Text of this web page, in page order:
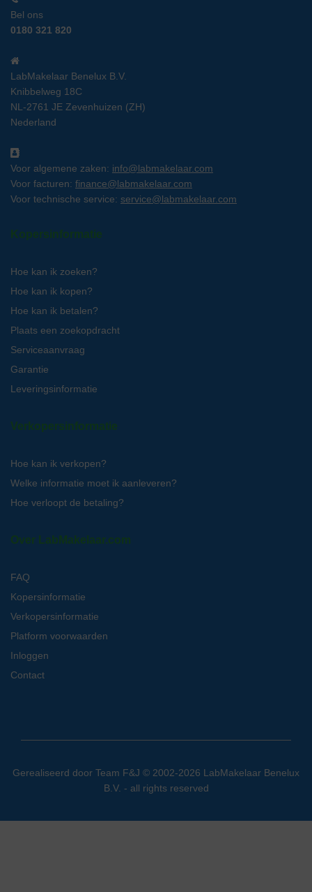
Bel ons
0180 321 820
LabMakelaar Benelux B.V.
Knibbelweg 18C
NL-2761 JE Zevenhuizen (ZH)
Nederland
Voor algemene zaken: info@labmakelaar.com
Voor facturen: finance@labmakelaar.com
Voor technische service: service@labmakelaar.com
Kopersinformatie
Hoe kan ik zoeken?
Hoe kan ik kopen?
Hoe kan ik betalen?
Plaats een zoekopdracht
Serviceaanvraag
Garantie
Leveringsinformatie
Verkopersinformatie
Hoe kan ik verkopen?
Welke informatie moet ik aanleveren?
Hoe verloopt de betaling?
Over LabMakelaar.com
FAQ
Kopersinformatie
Verkopersinformatie
Platform voorwaarden
Inloggen
Contact
Gerealiseerd door Team F&J © 2002-2026 LabMakelaar Benelux
B.V. - all rights reserved